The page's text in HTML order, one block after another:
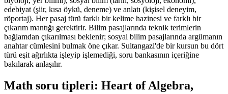
edebiyat (şiir, kısa öykü, deneme) ve anlatı (kişisel deneyim,
röportaj). Her pasaj türü farklı bir kelime hazinesi ve farklı bir
çıkarım mantığı gerektirir. Bilim pasajlarında teknik terimlerin
bağlamdan çıkarılması beklenir; sosyal bilim pasajlarında argümanın
anahtar cümlesini bulmak öne çıkar. Sultangazi'de bir kursun bu dört
türü eşit ağırlıkta işleyip işlemediği, soru bankasının içeriğine
bakılarak anlaşılır.
Math soru tipleri: Heart of Algebra,